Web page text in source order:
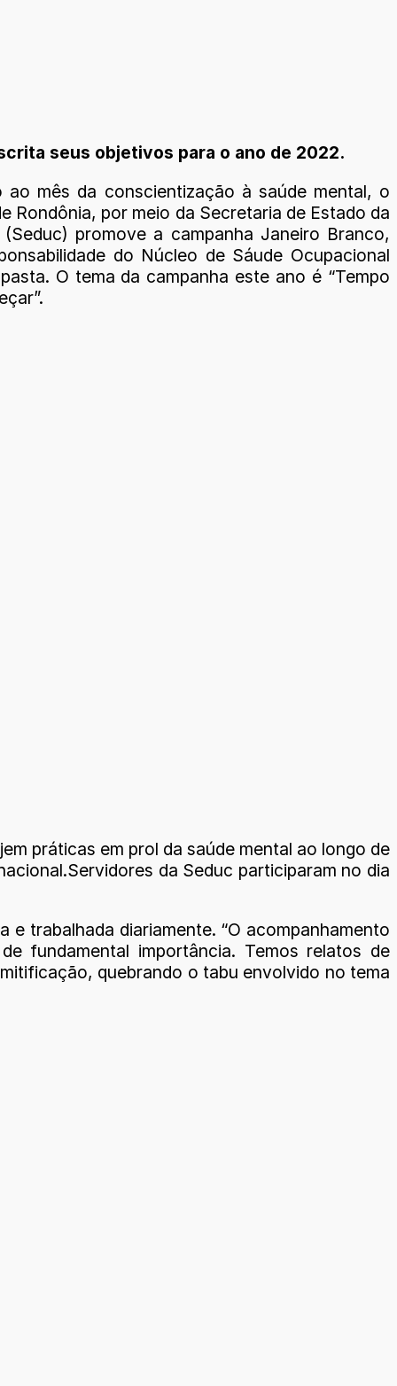
seus objetivos para o ano de 2022.
ao mês da conscientização à saúde mental, o
Rondônia, por meio da Secretaria de Estado da
(Seduc) promove a campanha Janeiro Branco,
do Núcleo de Sáude Ocupacional
O tema da campanha este ano é “Tempo
práticas em prol da saúde mental ao longo de
da Seduc participaram no dia
trabalhada diariamente. “O acompanhamento
fundamental importância. Temos relatos de
quebrando o tabu envolvido no tema